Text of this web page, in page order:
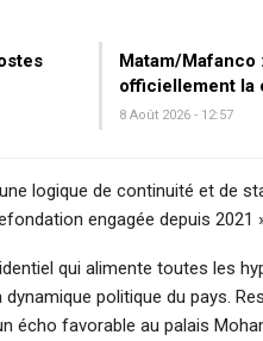
Matam/Mafanco
officiellement la
8 Août 2026 - 12:57
logique de continuité et de
engagée depuis 2021
qui alimente toutes les
politique du pays.
écho favorable au palais